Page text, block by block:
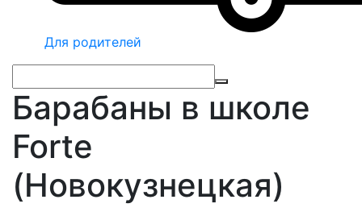
Для родителей
Барабаны в школе
Forte
(Новокузнецкая)